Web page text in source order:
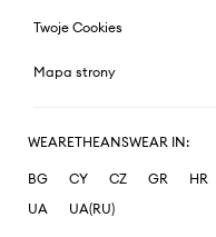
Twoje Cookies
Mapa strony
WEARETHEANSWEAR IN:
BG CY CZ GR HR
UA
UA(RU)